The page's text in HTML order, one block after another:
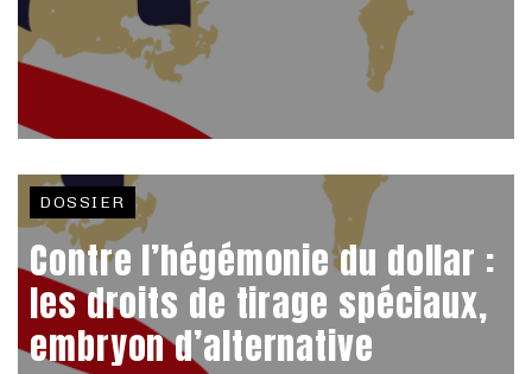
DOSSIER
Contre l’hégémonie du dollar :
les droits de tirage spéciaux,
embryon d’alternative